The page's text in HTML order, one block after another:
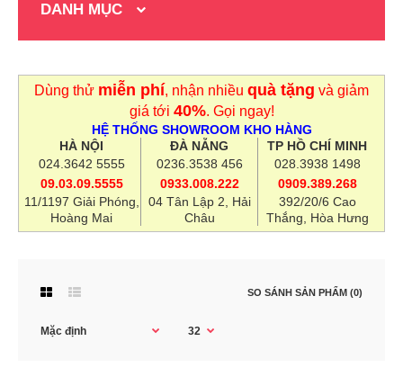
DANH MỤC
Dùng thử miễn phí, nhận nhiều quà tặng và giảm
giá tới 40%. Gọi ngay!
HỆ THỐNG SHOWROOM KHO HÀNG
HÀ NỘI
024.3642 5555
09.03.09.5555
11/1197 Giải Phóng,
Hoàng Mai
ĐÀ NẴNG
0236.3538 456
0933.008.222
04 Tân Lập 2, Hải
Châu
TP HỒ CHÍ MINH
028.3938 1498
0909.389.268
392/20/6 Cao
Thắng, Hòa Hưng
SO SÁNH SẢN PHẨM (0)